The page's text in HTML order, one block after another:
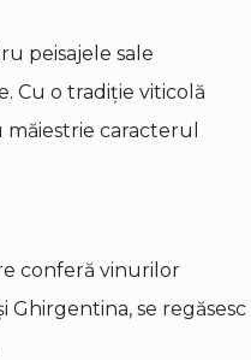
peisajele sale
Cu o tradiție viticolă
caracterul
conferă vinurilor
se regăsesc